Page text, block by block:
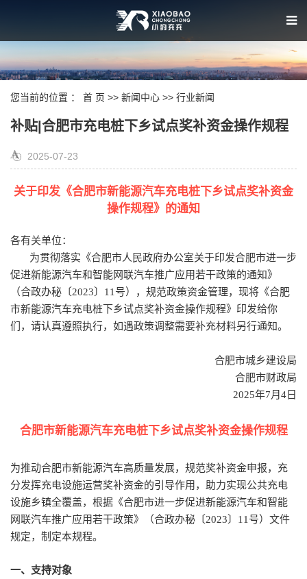
您当前的位置 ： 首 页 >> 新闻中心 >> 行业新闻
补贴|合肥市充电桩下乡试点奖补资金操作规程
2025-07-23
关于印发《合肥市新能源汽车充电桩下乡试点奖补资金
操作规程》的通知
各有关单位：
为贯彻落实《合肥市人民政府办公室关于印发合肥市进一步
促进新能源汽车和智能网联汽车推广应用若干政策的通知》
（合政办秘〔 2023 11 号），规范政策资金管理，现将《合肥
市新能源汽车充电桩下乡试点奖补资金操作规程》印发给你
们，请认真遵照执行，如遇政策调整需要补充材料另行通知。
合肥市城乡建设局
合肥市财政局
2025年7月4日
合肥市新能源汽车充电桩下乡试点奖补资金操作规程
为推动合肥市新能源汽车高质量发展，规范奖补资金申报，充
分发挥充电设施运营奖补资金的引导作用，助力实现公共充电
设施乡镇全覆盖，根据《合肥市进一步促进新能源汽车和智能
网联汽车推广应用若干政策》（合政办秘〔 2023 11 号）文件
规定，制定本规程。
一、支持对象